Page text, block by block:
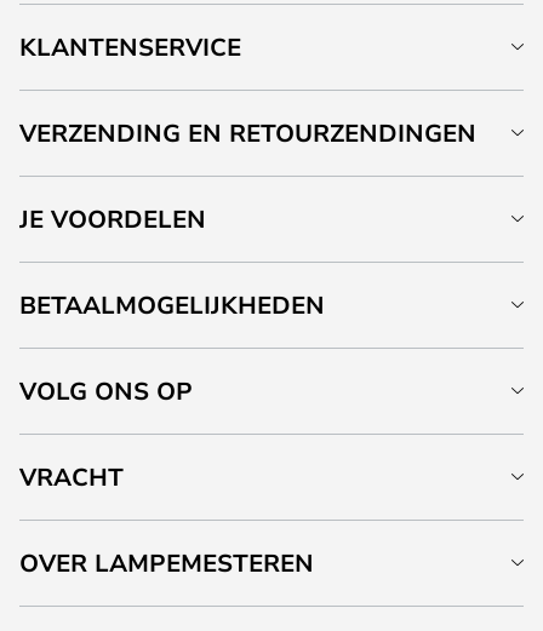
KLANTENSERVICE
VERZENDING EN RETOURZENDINGEN
JE VOORDELEN
BETAALMOGELIJKHEDEN
VOLG ONS OP
VRACHT
OVER LAMPEMESTEREN